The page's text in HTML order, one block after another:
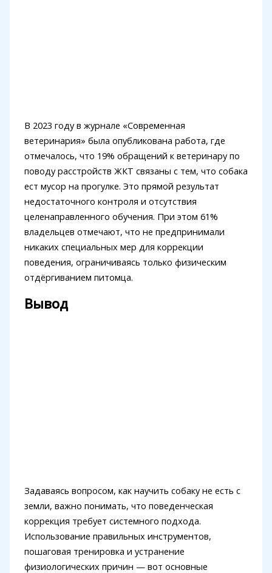
В 2023 году в журнале «Современная
ветеринария» была опубликована работа, где
отмечалось, что 19% обращений к ветеринару по
поводу расстройств ЖКТ связаны с тем, что собака
ест мусор на прогулке. Это прямой результат
недостаточного контроля и отсутствия
целенаправленного обучения. При этом 61%
владельцев отмечают, что не предпринимали
никаких специальных мер для коррекции
поведения, ограничиваясь только физическим
отдёргиванием питомца.
Вывод
Задаваясь вопросом, как научить собаку не есть с
земли, важно понимать, что поведенческая
коррекция требует системного подхода.
Использование правильных инструментов,
пошаговая тренировка и устранение
физиологических причин — вот основные